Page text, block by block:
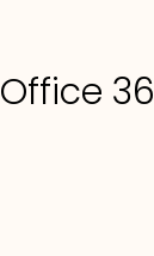
Office